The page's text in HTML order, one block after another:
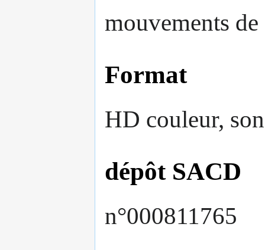
mouvements
Format
HD couleur,
dépôt SACD
n°000811765